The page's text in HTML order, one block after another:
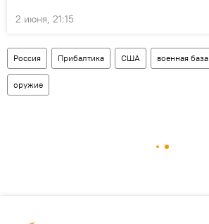
2 июня, 21:15
Россия Прибалтика США военная база
оружие